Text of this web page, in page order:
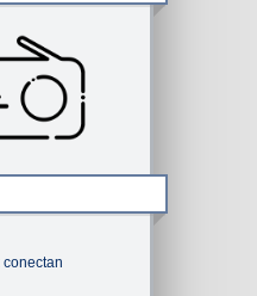
conectan